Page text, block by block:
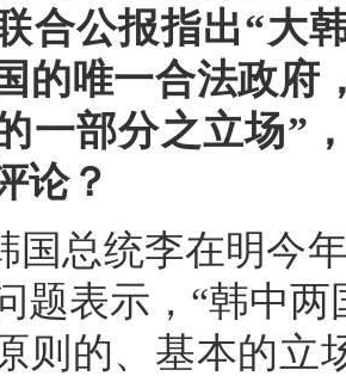
合公报指出“大
的唯一合法政府
一部分之立场”
论？
国总统李在明今
题表示，“韩中
则的、基本的立